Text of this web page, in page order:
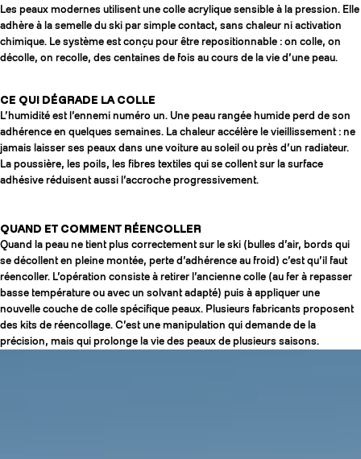
Les peaux modernes utilisent une colle acrylique sensible à la pression. Elle
adhère à la semelle du ski par simple contact, sans chaleur ni activation
chimique. Le système est conçu pour être repositionnable : on colle, on
décolle, on recolle, des centaines de fois au cours de la vie d’une peau.
CE QUI DÉGRADE LA COLLE
L’humidité est l’ennemi numéro un. Une peau rangée humide perd de son
adhérence en quelques semaines. La chaleur accélère le vieillissement : ne
jamais laisser ses peaux dans une voiture au soleil ou près d’un radiateur.
La poussière, les poils, les fibres textiles qui se collent sur la surface
adhésive réduisent aussi l’accroche progressivement.
QUAND ET COMMENT RÉENCOLLER
Quand la peau ne tient plus correctement sur le ski (bulles d’air, bords qui
se décollent en pleine montée, perte d’adhérence au froid) c’est qu’il faut
réencoller. L’opération consiste à retirer l’ancienne colle (au fer à repasser
basse température ou avec un solvant adapté) puis à appliquer une
nouvelle couche de colle spécifique peaux. Plusieurs fabricants proposent
des kits de réencollage. C’est une manipulation qui demande de la
précision, mais qui prolonge la vie des peaux de plusieurs saisons.